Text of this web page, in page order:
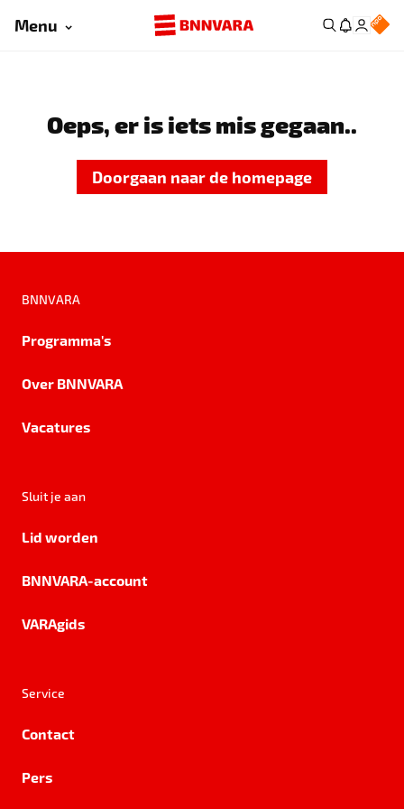
Menu
Oeps, er is iets mis gegaan..
Doorgaan naar de homepage
BNNVARA
Programma's
Over BNNVARA
Vacatures
Sluit je aan
Lid worden
BNNVARA-account
VARAgids
Service
Contact
Pers